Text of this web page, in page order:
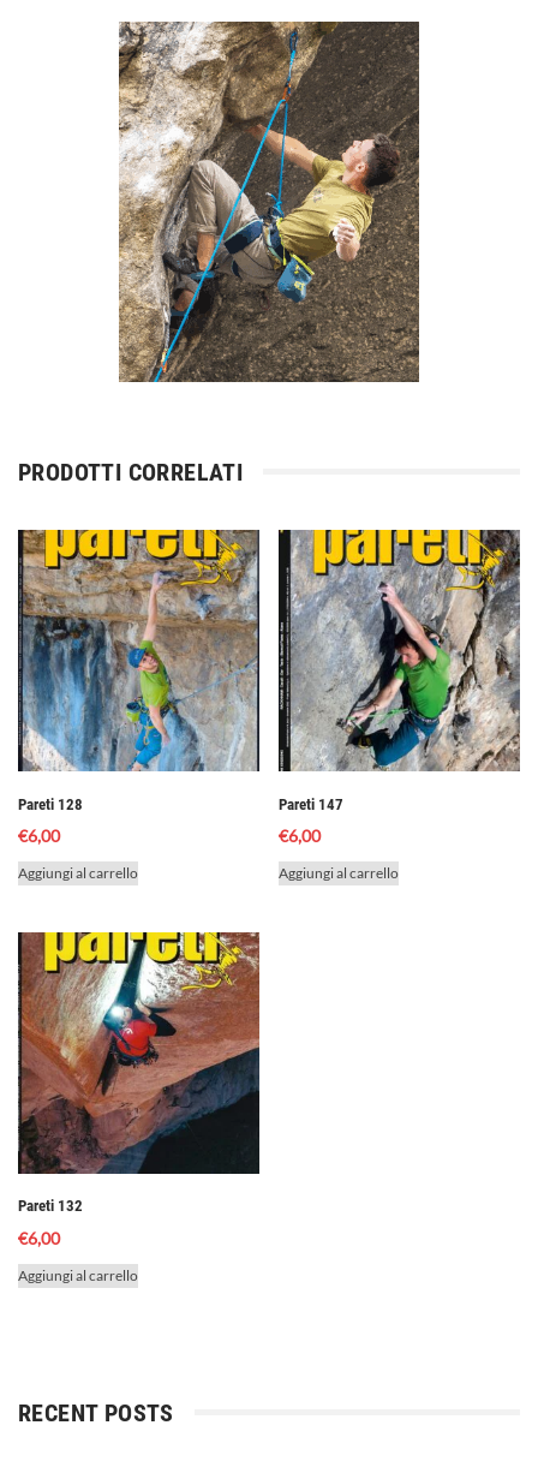
PRODOTTI CORRELATI
Pareti 128
€6,00
Aggiungi al carrello
Pareti 147
€6,00
Aggiungi al carrello
Pareti 132
€6,00
Aggiungi al carrello
RECENT POSTS